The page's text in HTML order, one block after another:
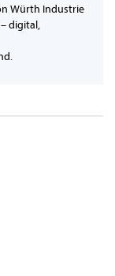
Würth Industrie
digital,